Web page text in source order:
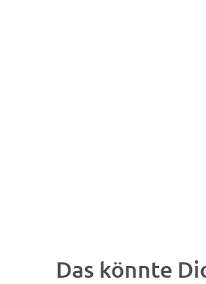
Das könnte